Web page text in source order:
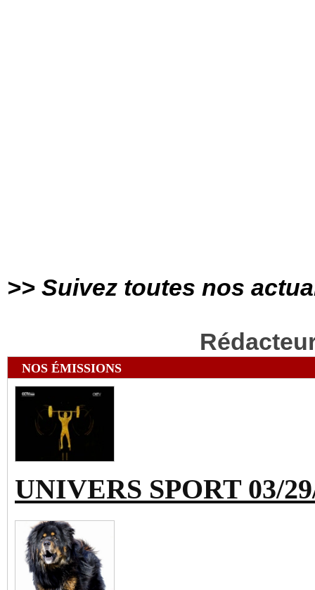
>> Suivez toutes nos
NOS ÉMISSIONS
UNIVERS SPORT 03/